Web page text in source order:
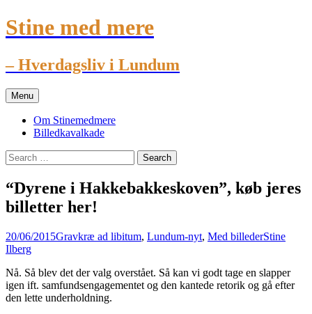
Stine med mere
– Hverdagsliv i Lundum
Menu Skip
to
content
Om Stinemedmere
Billedkavalkade
Search
for:
“Dyrene i Hakkebakkeskoven”, køb jeres
billetter her!
20/06/2015Gravkræ ad libitum, Lundum-nyt, Med billederStine
Ilberg
Nå. Så blev det der valg overstået. Så kan vi godt tage en slapper
igen ift. samfundsengagementet og den kantede retorik og gå efter
den lette underholdning.